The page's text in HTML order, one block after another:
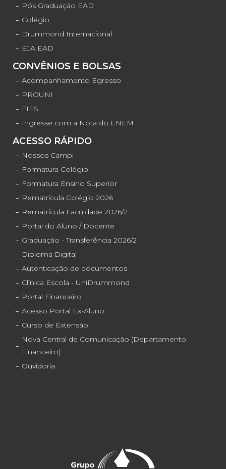
Pós Graduação EAD
Colégio
Drummond Internacional
EJA EAD
CONVÊNIOS E BOLSAS
Acompanhamento Egresso
PROUNI
FIES
Ingresse com a Nota do ENEM
ACESSO RÁPIDO
Nossos Campi
Formatura Colégio
Formatura Ensino Superior
Rematrícula Colégio 2026
Rematrícula Faculdade 2026/2
Portal do Aluno / Docente
Graduação - Transferência 2026/2
Diploma Digital
Autenticação de documentos
Clínica Escola - UniDrummond
Portal Financeiro
Acesso Portal Ex-Aluno
Curso de Extensão
Nova Central de Comunicação (Departamento
Financeiro)
Ouvidoria